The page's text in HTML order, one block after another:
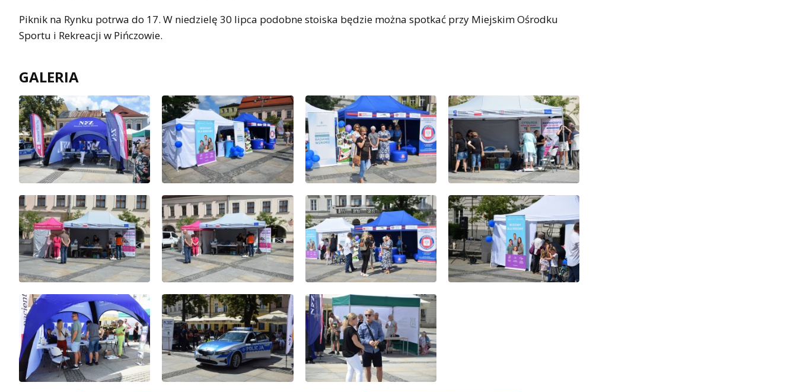
Piknik na Rynku potrwa do 17. W niedzielę 30 lipca podobne stoiska będzie można spotkać przy Miejskim Ośrodku
Sportu i Rekreacji w Pińczowie.
GALERIA